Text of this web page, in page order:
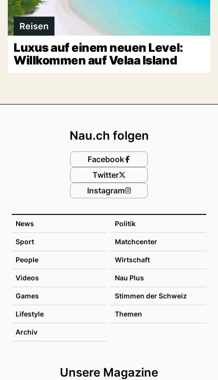
Reisen
Luxus auf einem neuen Level:
Willkommen auf Velaa Island
News Politik
Sport Matchcenter
People Wirtschaft
Videos Nau Plus
Games Stimmen der Schweiz
Lifestyle Themen
Archiv
Unsere Magazine
Nau.ch folgen
Facebook
Twitter
Instagram